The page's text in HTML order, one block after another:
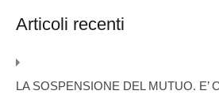
Articoli recenti
LA SOSPENSIONE DEL MUTUO. E’